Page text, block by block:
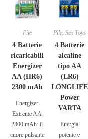
Pile
4 Batterie
ricaricabili
Energizer
AA (HR6)
2300 mAh
Energizer
Extreme AA
2300 mAh: il
cuore pulsante
Pile, Sex Toys
4 Batterie
alcaline
tipo AA
(LR6)
LONGLIFE
Power
VARTA
Energia
potente e